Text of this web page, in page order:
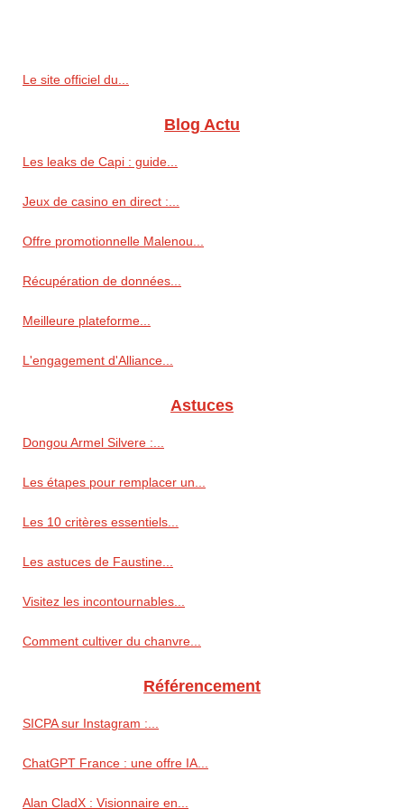
Le site officiel du...
Blog Actu
Les leaks de Capi : guide...
Jeux de casino en direct :...
Offre promotionnelle Malenou...
Récupération de données...
Meilleure plateforme...
L'engagement d'Alliance...
Astuces
Dongou Armel Silvere :...
Les étapes pour remplacer un...
Les 10 critères essentiels...
Les astuces de Faustine...
Visitez les incontournables...
Comment cultiver du chanvre...
Référencement
SICPA sur Instagram :...
ChatGPT France : une offre IA...
Alan CladX : Visionnaire en...